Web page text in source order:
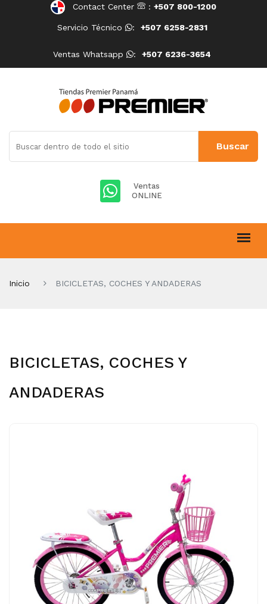
Contact Center : +507 800-1200
Servicio Técnico : +507 6258-2831
Ventas Whatsapp : +507 6236-3654
Ventas
ONLINE
Inicio BICICLETAS, COCHES Y ANDADERAS
BICICLETAS, COCHES Y
ANDADERAS